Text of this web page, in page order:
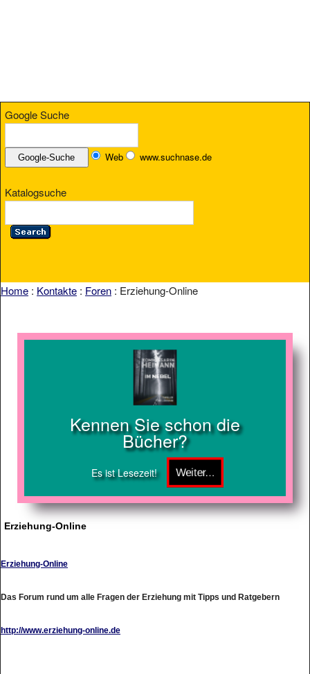
Google Suche
Web www.suchnase.de
Katalogsuche
Home : Kontakte : Foren : Erziehung-Online
Kennen Sie schon die
Bücher?
Es ist Lesezeit!
Erziehung-Online
Erziehung-Online
Das Forum rund um alle Fragen der Erziehung mit Tipps und Ratgebern
http://www.erziehung-online.de